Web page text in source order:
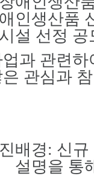
인생산품
설 선정
업과 관련
은 관심과
배경 : 신규
설명을 통